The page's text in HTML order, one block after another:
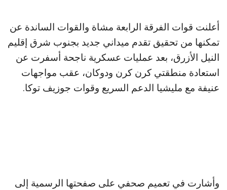
أعلنت قوات الفرقة الرابعة مشاة والقوات الساندة عن
تمكنها من تحقيق تقدم ميداني جديد بجنوب شرق إقليم
النيل الأزرق، بعد عمليات عسكرية ناجحة أسفرت عن
استعادة منطقتي كرن كرن ودوكان، عقب مواجهات
عنيفة مع مليشيا الدعم السريع وقوات جوزيف توكا.
وأشارت في تعميم صحفي على صفحتها الرسمية إلى